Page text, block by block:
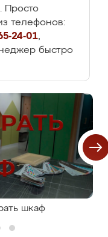
Просто
телефонов:
24-01,
быстро
шкаф